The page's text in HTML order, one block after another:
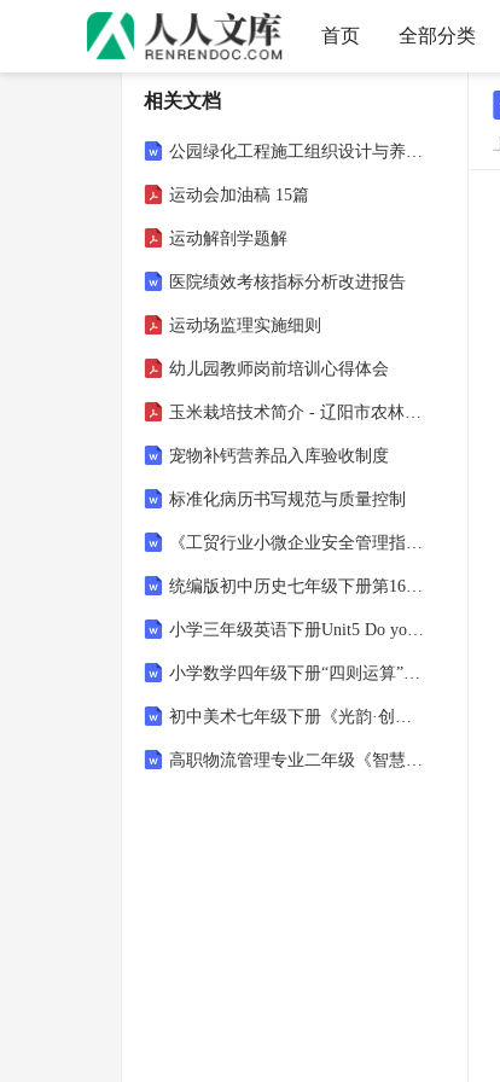
首页 全部分类
相关文档
公园绿化工程施工组织设计与养护方案
运动会加油稿 15篇
运动解剖学题解
医院绩效考核指标分析改进报告
运动场监理实施细则
幼儿园教师岗前培训心得体会
玉米栽培技术简介 - 辽阳市农林科学院
宠物补钙营养品入库验收制度
标准化病历书写规范与质量控制
《工贸行业小微企业安全管理指南》建材（耐火材料）
统编版初中历史七年级下册第16课《明朝的对外关系》高效课堂教案
小学三年级英语下册Unit5 Do you like pears Part A Let's talk Think and say 教学设计
小学数学四年级下册“四则运算”单元整体拓展性教学设计
初中美术七年级下册《光韵·创变：环保灯饰设计与制作》单元教学设计
高职物流管理专业二年级《智慧物流背景下的货物运输风险识别与防控》教学设计